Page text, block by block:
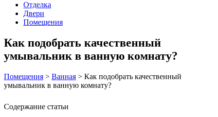
Отделка
Двери
Помещения
Как подобрать качественный
умывальник в ванную комнату?
Помещения > Ванная > Как подобрать качественный
умывальник в ванную комнату?
Содержание статьи